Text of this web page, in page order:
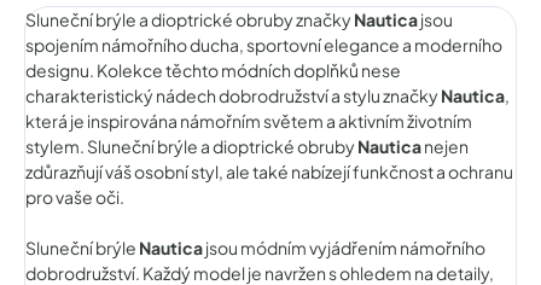
Sluneční brýle a dioptrické obruby značkyNauticajsou
spojením námořního ducha, sportovní elegance a moderního
designu. Kolekce těchto módních doplňků nese
charakteristický nádech dobrodružství a stylu značkyNautica,
která je inspirována námořním světem a aktivním životním
stylem. Sluneční brýle a dioptrické obrubyNauticanejen
zdůrazňují váš osobní styl, ale také nabízejí funkčnost a ochranu
pro vaše oči.
Sluneční brýle Nauticajsou módním vyjádřením námořního
dobrodružství. Každý model je navržen s ohledem na detaily,